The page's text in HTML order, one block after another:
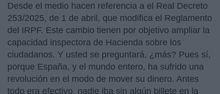
Desde el medio hacen referencia a el Real Decreto
253/2025, de 1 de abril, que modifica el Reglamento
del IRPF. Este cambio tienen por objetivo ampliar la
capacidad inspectora de Hacienda sobre los
ciudadanos. Y usted se preguntará, ¿más? Pues sí,
porque España, y el mundo entero, ha sufrido una
revolución en el modo de mover su dinero. Antes
todo era efectivo, nadie iba sin algún billete en la